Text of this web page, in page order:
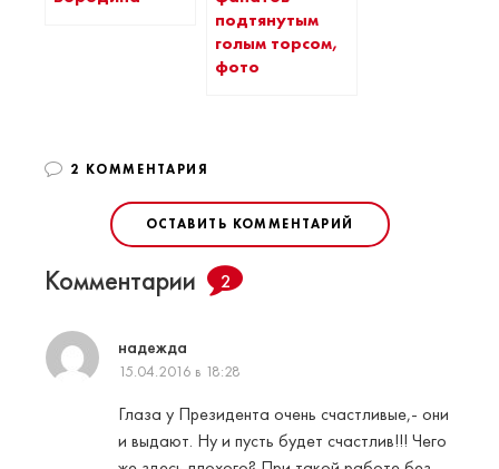
подтянутым
голым торсом,
фото
2 КОММЕНТАРИЯ
ОСТАВИТЬ КОММЕНТАРИЙ
Комментарии 2
надежда
15.04.2016 в 18:28
Глаза у Президента очень счастливые,- они
и выдают. Ну и пусть будет счастлив!!! Чего